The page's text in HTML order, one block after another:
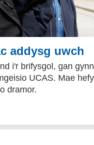
addysg uwch
i'r brifysgol, gan
UCAS. Mae
dramor.